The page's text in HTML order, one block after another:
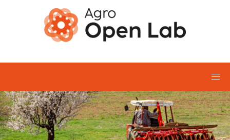
Aller au contenu principal